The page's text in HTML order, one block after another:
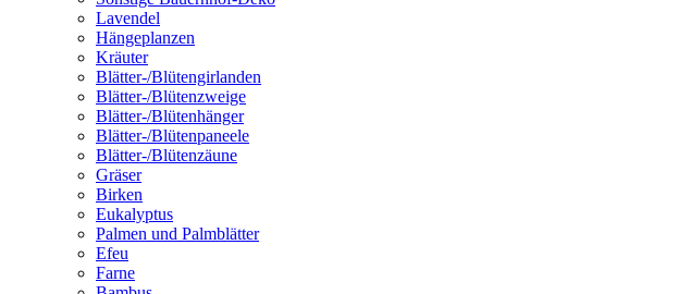
Lavendel
Hängeplanzen
Kräuter
Blätter-/Blütengirlanden
Blätter-/Blütenzweige
Blätter-/Blütenhänger
Blätter-/Blütenpaneele
Blätter-/Blütenzäune
Gräser
Birken
Eukalyptus
Palmen und Palmblätter
Efeu
Farne